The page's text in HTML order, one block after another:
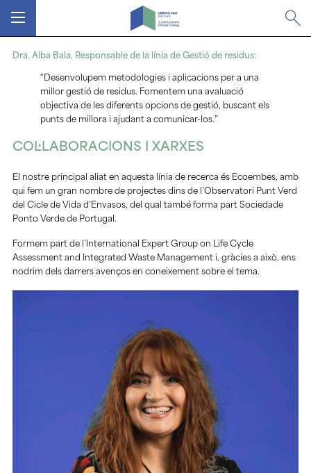
MENÚ
Dra. Alba Bala, Responsable de la línia de Gestió de residus:
“Desenvolupem metodologies i aplicacions per a una
millor gestió de residus. Fomentem una avaluació
objectiva de les diferents opcions de gestió, buscant els
punts de millora i ajudant a comunicar-los.”
COL·LABORACIONS I XARXES
El nostre principal aliat en aquesta línia de recerca és Ecoembes, amb
qui fem un gran nombre de projectes dins de l’Observatori Punt Verd
del Cicle de Vida d’Envasos, del qual també forma part Sociedade
Ponto Verde de Portugal.
Formem part de l’International Expert Group on Life Cycle
Assessment and Integrated Waste Management i, gràcies a això, ens
nodrim dels darrers avenços en coneixement sobre el tema.